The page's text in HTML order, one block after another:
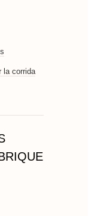
la corrida